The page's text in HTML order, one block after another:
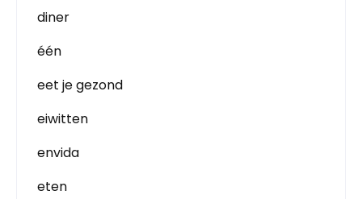
diner
één
eet je gezond
eiwitten
envida
eten